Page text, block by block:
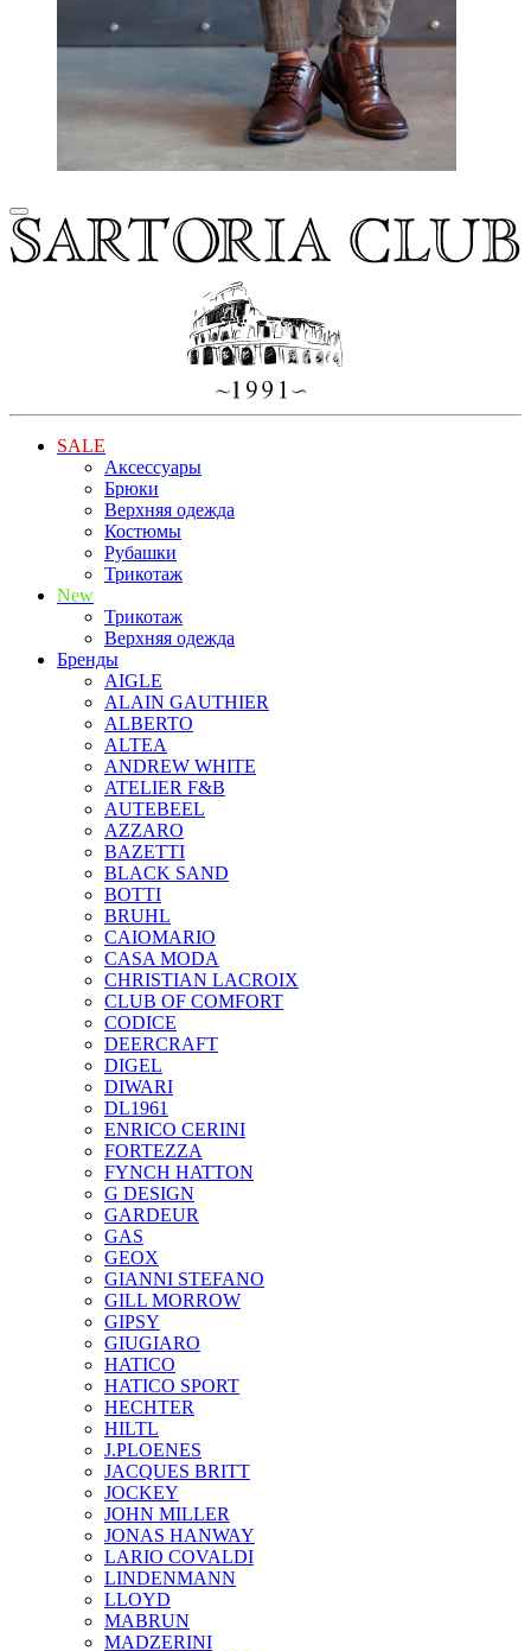
SALE
Аксессуары
Брюки
Верхняя одежда
Костюмы
Рубашки
Трикотаж
New
Трикотаж
Верхняя одежда
Бренды
AIGLE
ALAIN GAUTHIER
ALBERTO
ALTEA
ANDREW WHITE
ATELIER F&B
AUTEBEEL
AZZARO
BAZETTI
BLACK SAND
BOTTI
BRUHL
CAIOMARIO
CASA MODA
CHRISTIAN LACROIX
CLUB OF COMFORT
CODICE
DEERCRAFT
DIGEL
DIWARI
DL1961
ENRICO CERINI
FORTEZZA
FYNCH HATTON
G DESIGN
GARDEUR
GAS
GEOX
GIANNI STEFANO
GILL MORROW
GIPSY
GIUGIARO
HATICO
HATICO SPORT
HECHTER
HILTL
J.PLOENES
JAСQUES BRITT
JOCKEY
JOHN MILLER
JONAS HANWAY
LARIO COVALDI
LINDENMANN
LLOYD
MABRUN
MADZERINI